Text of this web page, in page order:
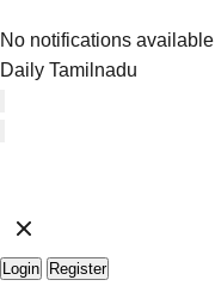
No notifications available
Daily Tamilnadu
Login Register